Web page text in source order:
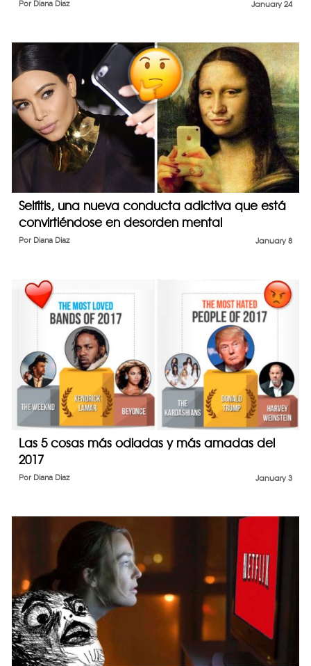
January 24
Por Diana Diaz
Selfitis, una nueva conducta adictiva que está
convirtiéndose en desorden mental
January 8
Por Diana Diaz
Las 5 cosas más odiadas y más amadas del
2017
January 3
Por Diana Diaz